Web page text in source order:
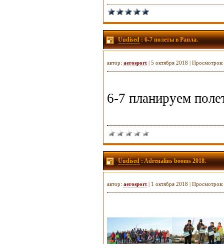
Uudised: 6-7 полеты в Рапла.
автор: aerosport | 5 октября 2018 |
6-7 планируем
Uudised: Adrenalins booms 2018.
автор: aerosport | 1 октября 2018 |